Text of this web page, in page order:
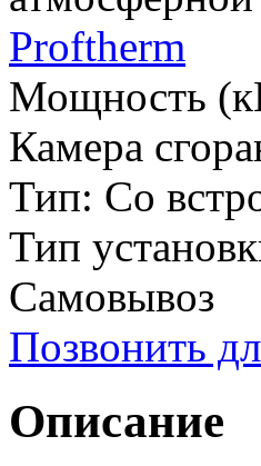
Proftherm
Мощность
Камера
Тип: Со
Тип
Самовывоз
Позвонить
Описание